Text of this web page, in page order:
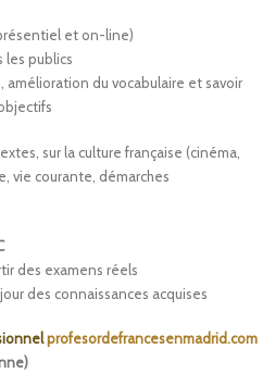
et on-line)
les publics
amélioration du vocabulaire et savoir
sur la culture française (cinéma,
vie courante, démarches
des examens réels
des connaissances acquises
profesordefrancesenmadrid.com